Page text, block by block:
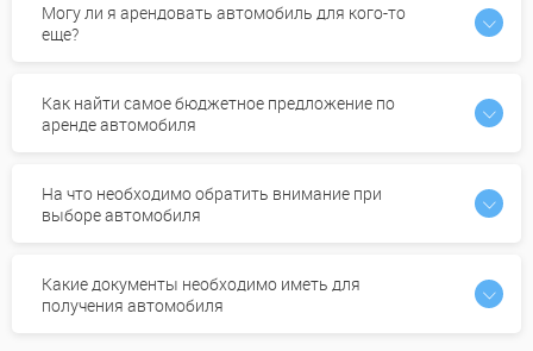
Могу ли я арендовать автомобиль для кого-то
еще?
Как найти самое бюджетное предложение по
аренде автомобиля
На что необходимо обратить внимание при
выборе автомобиля
Какие документы необходимо иметь для
получения автомобиля